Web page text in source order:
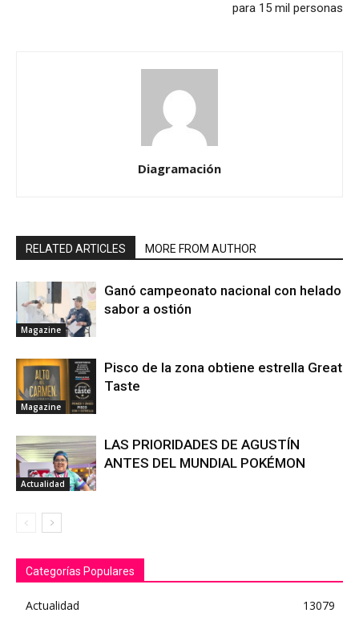
para 15 mil personas
Diagramación
RELATED ARTICLES MORE FROM AUTHOR
Magazine
Ganó campeonato nacional con helado
sabor a ostión
Magazine
Pisco de la zona obtiene estrella Great
Taste
Actualidad
LAS PRIORIDADES DE AGUSTÍN
ANTES DEL MUNDIAL POKÉMON
Categorías Populares
Actualidad
13079